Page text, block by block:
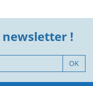
newsletter !
OK